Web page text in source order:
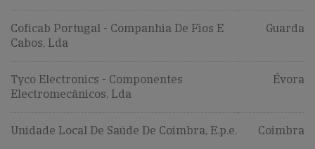
Coficab Portugal - Companhia De Fios E
Cabos, Lda
Guarda
Tyco Electronics - Componentes
Electromecânicos, Lda
Évora
Unidade Local De Saúde De Coimbra, E.p.e. Coimbra